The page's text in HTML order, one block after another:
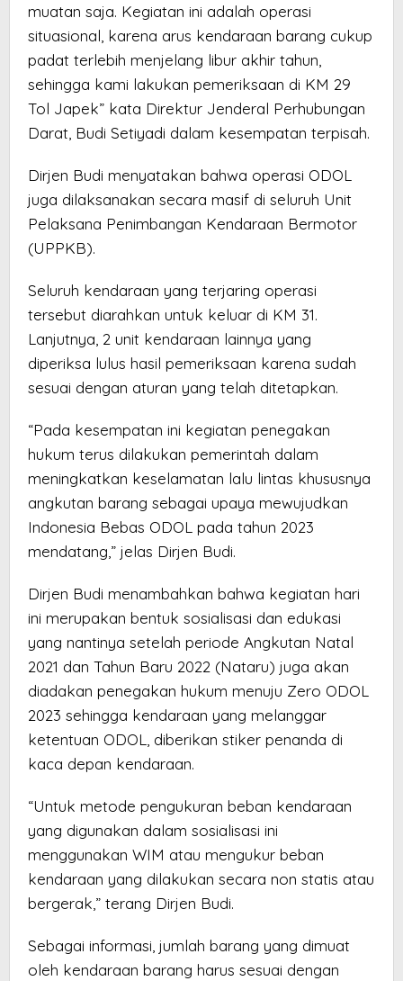
muatan saja. Kegiatan ini adalah operasi
situasional, karena arus kendaraan barang cukup
padat terlebih menjelang libur akhir tahun,
sehingga kami lakukan pemeriksaan di KM 29
Tol Japek” kata Direktur Jenderal Perhubungan
Darat, Budi Setiyadi dalam kesempatan terpisah.
Dirjen Budi menyatakan bahwa operasi ODOL
juga dilaksanakan secara masif di seluruh Unit
Pelaksana Penimbangan Kendaraan Bermotor
(UPPKB).
Seluruh kendaraan yang terjaring operasi
tersebut diarahkan untuk keluar di KM 31.
Lanjutnya, 2 unit kendaraan lainnya yang
diperiksa lulus hasil pemeriksaan karena sudah
sesuai dengan aturan yang telah ditetapkan.
“Pada kesempatan ini kegiatan penegakan
hukum terus dilakukan pemerintah dalam
meningkatkan keselamatan lalu lintas khususnya
angkutan barang sebagai upaya mewujudkan
Indonesia Bebas ODOL pada tahun 2023
mendatang,” jelas Dirjen Budi.
Dirjen Budi menambahkan bahwa kegiatan hari
ini merupakan bentuk sosialisasi dan edukasi
yang nantinya setelah periode Angkutan Natal
2021 dan Tahun Baru 2022 (Nataru) juga akan
diadakan penegakan hukum menuju Zero ODOL
2023 sehingga kendaraan yang melanggar
ketentuan ODOL, diberikan stiker penanda di
kaca depan kendaraan.
“Untuk metode pengukuran beban kendaraan
yang digunakan dalam sosialisasi ini
menggunakan WIM atau mengukur beban
kendaraan yang dilakukan secara non statis atau
bergerak,” terang Dirjen Budi.
Sebagai informasi, jumlah barang yang dimuat
oleh kendaraan barang harus sesuai dengan